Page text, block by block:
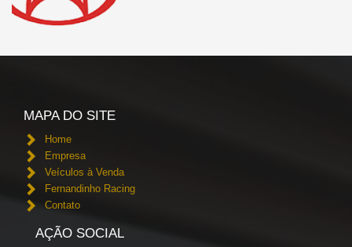
MAPA DO SITE
Home
Empresa
Veículos à Venda
Fernandinho Racing
Contato
AÇÃO SOCIAL